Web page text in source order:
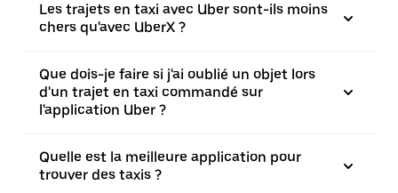
Les trajets en taxi avec Uber sont-ils moins
chers qu'avec UberX ?
Que dois-je faire si j'ai oublié un objet lors
d'un trajet en taxi commandé sur
l'application Uber ?
Quelle est la meilleure application pour
trouver des taxis ?